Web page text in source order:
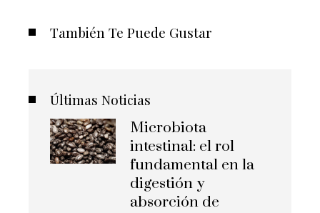
También Te Puede Gustar
Últimas Noticias
Microbiota
intestinal: el rol
fundamental en la
digestión y
absorción de